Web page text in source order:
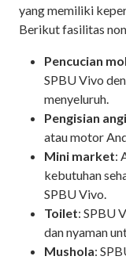
yang memiliki
Berikut fasilitas
Pencucian
SPBU Vivo
menyeluruh.
Pengisian
atau motor
Mini market:
kebutuhan
SPBU Vivo.
Toilet: SPBU
dan nyaman
Mushola: